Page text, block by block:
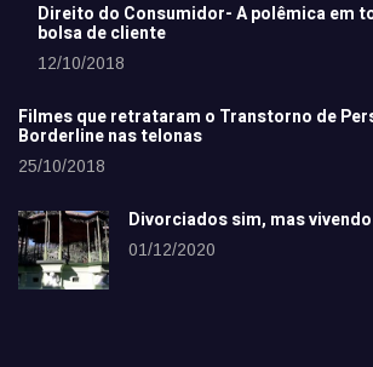
Direito do Consumidor- A polêmica em
bolsa de cliente
12/10/2018
Filmes que retrataram o Transtorno de
Borderline nas telonas
25/10/2018
Divorciados sim, mas
01/12/2020